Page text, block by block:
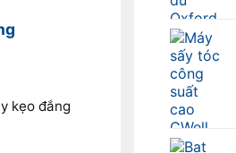
kẹo đắng